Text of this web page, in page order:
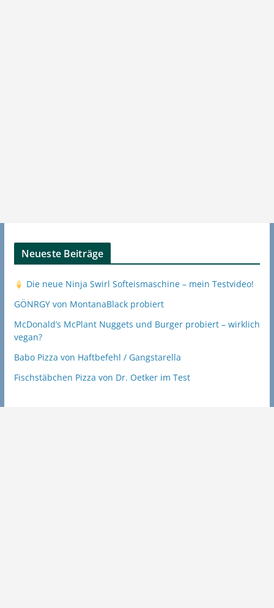
Neueste Beiträge
Die neue Ninja Swirl Softeismaschine – mein Testvideo!
GÖNRGY von MontanaBlack probiert
McDonald’s McPlant Nuggets und Burger probiert – wirklich
vegan?
Babo Pizza von Haftbefehl / Gangstarella
Fischstäbchen Pizza von Dr. Oetker im Test